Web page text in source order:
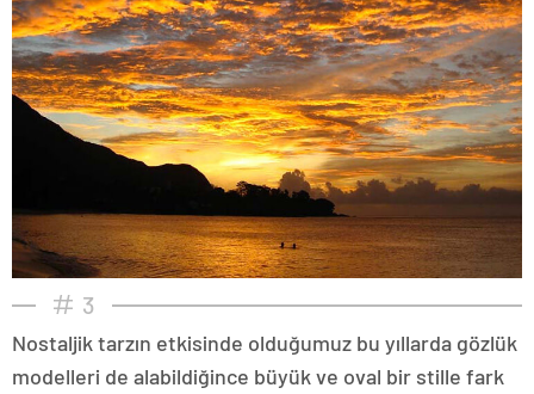
3
Nostaljik tarzın etkisinde olduğumuz bu yıllarda gözlük
modelleri de alabildiğince büyük ve oval bir stille fark